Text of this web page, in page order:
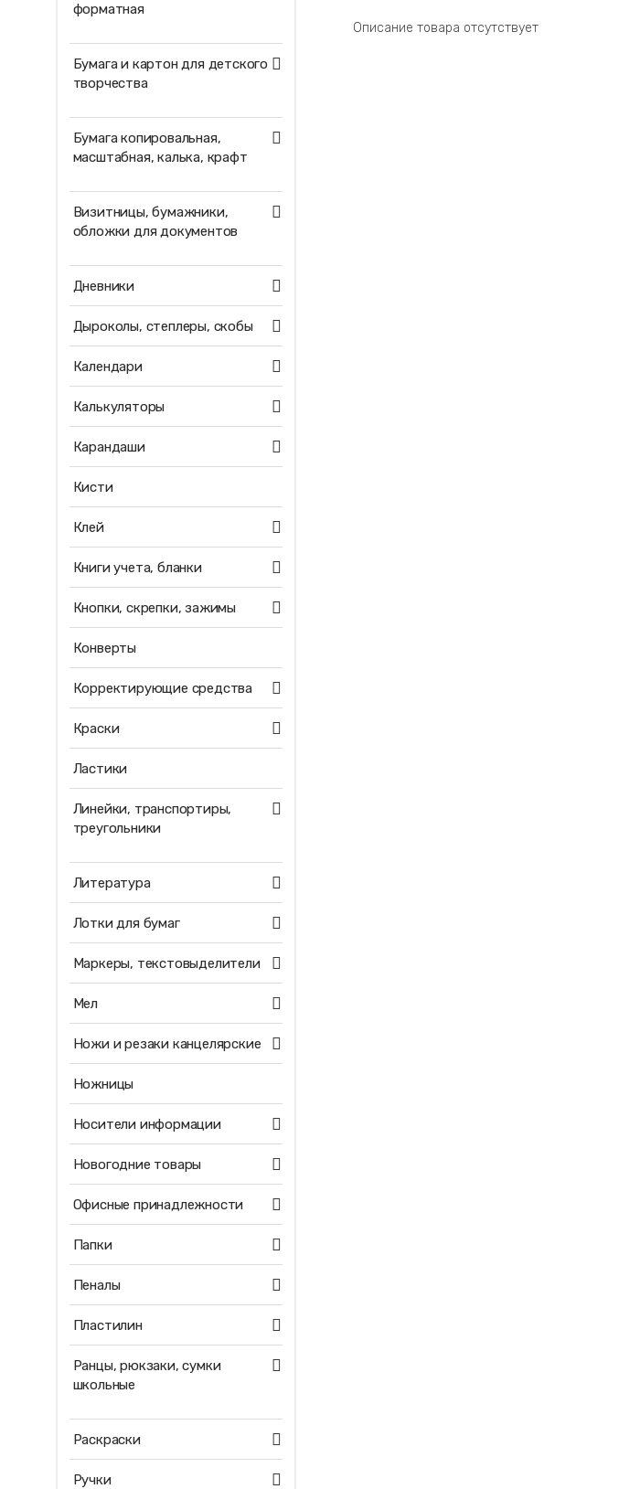
Описание товара отсутствует
форматная
Бумага и картон для детского
творчества
Бумага копировальная,
масштабная, калька, крафт
Визитницы, бумажники,
обложки для документов
Дневники
Дыроколы, степлеры, скобы
Календари
Калькуляторы
Карандаши
Кисти
Клей
Книги учета, бланки
Кнопки, скрепки, зажимы
Конверты
Корректирующие средства
Краски
Ластики
Линейки, транспортиры,
треугольники
Литература
Лотки для бумаг
Маркеры, текстовыделители
Мел
Ножи и резаки канцелярские
Ножницы
Носители информации
Новогодние товары
Офисные принадлежности
Папки
Пеналы
Пластилин
Ранцы, рюкзаки, сумки
школьные
Раскраски
Ручки